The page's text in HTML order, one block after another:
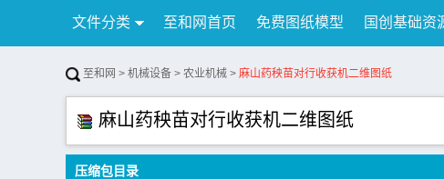
文件分类 至和网首页 免费图纸模型 国创基础资
行业资讯 公告 联系我们
至和网 > 机械设备 > 农业机械 > 麻山药秧苗对行收获机二维图纸
麻山药秧苗对行收获机二维图纸
压缩包目录